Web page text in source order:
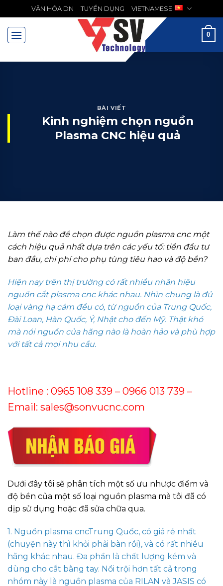
đến
nội
dung
VĂN HÓA DN TUYỂN DỤNG VIETNAMESE
0
BÀI VIẾT
Kinh nghiệm chọn nguồn
Plasma CNC hiệu quả
Làm thế nào để chọn được nguồn plasma cnc một
cách hiệu quả nhất dựa trên các yếu tố: tiền đầu tư
ban đầu, chi phí cho phụ tùng tiêu hao và độ bền?
Hiện nay trên thị trường có rất nhiều nhãn hiệu
nguồn cắt plasma cnc khác nhau. Nhìn chung là đủ
loại vàng hạ cám đều có, từ nguồn của Trung Quốc,
Đài Loan, Hàn Quốc, Ý, Nhật cho đến Mỹ. Thật khó
mà nói nguồn của hãng nào là hoàn hảo và phù hợp
với tất cả mọi nhu cầu.
Hotline : 0965 108 339 – 0966 013 739 –
Email: sales@sonvucnc.com
Dưới đây tôi sẽ phân tích một số ưu nhược điểm và
độ bền của một số loại nguồn plasma mà tôi đã có
dịp sử dụng hoặc đã sửa chữa qua.
1. Nguồn plasma cncTrung Quốc, có giá rẻ nhất
(chuyện này thì khỏi phải bàn rồi), và có rất nhiều
hãng khác nhau. Đa phần là chất lượng kém và
dùng cho cắt bằng tay. Nổi trội hơn tất cả trong
nhóm này là nguồn plasma của RILAN và JASIS có
MENU